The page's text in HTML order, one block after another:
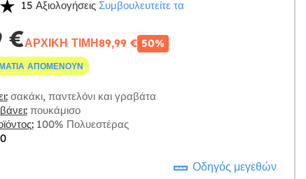
15 Αξιολογήσεις Συμβουλευτείτε τα
€ΑΡΧΙΚΉ ΤΙΜΉ89,99 € 50%
ΑΠΟΜΈΝΟΥΝ
σακάκι, παντελόνι και γραβάτα
πουκάμισο
100% Πολυεστέρας
Οδηγός μεγεθών